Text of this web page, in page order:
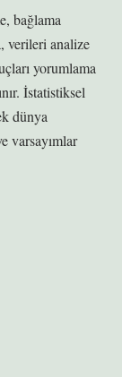
bağlama
verileri analize
yorumlama
İstatistiksel
dünya
varsayımlar